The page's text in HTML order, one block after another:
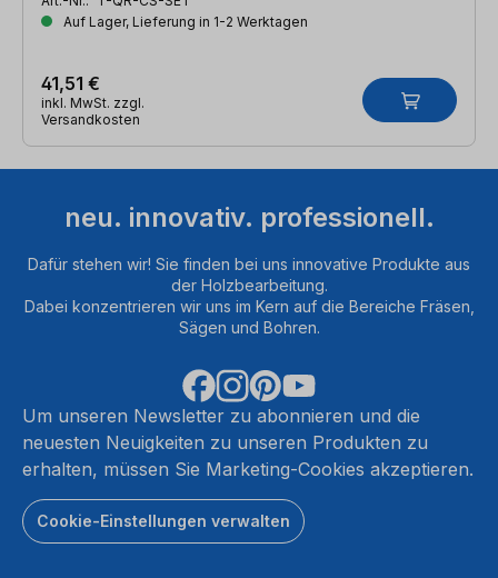
Auf Lager, Lieferung in 1-2 Werktagen
41,51 €
inkl. MwSt. zzgl.
Versandkosten
neu. innovativ. professionell.
Dafür stehen wir! Sie finden bei uns innovative Produkte aus
der Holzbearbeitung.
Dabei konzentrieren wir uns im Kern auf die Bereiche Fräsen,
Sägen und Bohren.
Um unseren Newsletter zu abonnieren und die
neuesten Neuigkeiten zu unseren Produkten zu
erhalten, müssen Sie Marketing-Cookies akzeptieren.
Cookie-Einstellungen verwalten